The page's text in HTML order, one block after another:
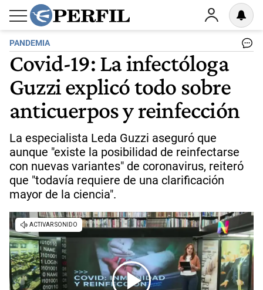
PANDEMIA
Covid-19: La infectóloga
Guzzi explicó todo sobre
anticuerpos y reinfección
La especialista Leda Guzzi aseguró que
aunque "existe la posibilidad de reinfectarse
con nuevas variantes" de coronavirus, reiteró
que "todavía requiere de una clarificación
mayor de la ciencia".